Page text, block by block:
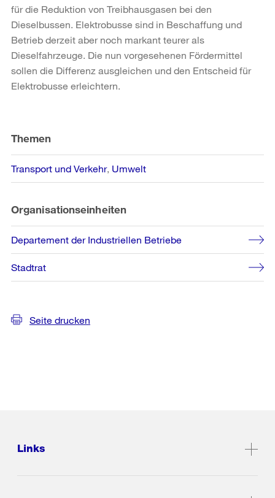
für die Reduktion von Treibhausgasen bei den
Dieselbussen. Elektrobusse sind in Beschaffung und
Betrieb derzeit aber noch markant teurer als
Dieselfahrzeuge. Die nun vorgesehenen Fördermittel
sollen die Differenz ausgleichen und den Entscheid für
Elektrobusse erleichtern.
Informationen
Themen
Transport und Verkehr Umwelt
Organisationseinheiten
Departement der Industriellen Betriebe
Stadtrat
Seite drucken
Links